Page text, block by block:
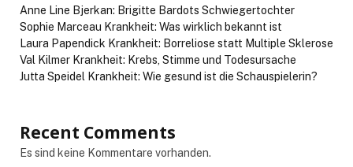
Anne Line Bjerkan: Brigitte Bardots Schwiegertochter
Sophie Marceau Krankheit: Was wirklich bekannt ist
Laura Papendick Krankheit: Borreliose statt Multiple Sklerose
Val Kilmer Krankheit: Krebs, Stimme und Todesursache
Jutta Speidel Krankheit: Wie gesund ist die Schauspielerin?
Recent Comments
Es sind keine Kommentare vorhanden.